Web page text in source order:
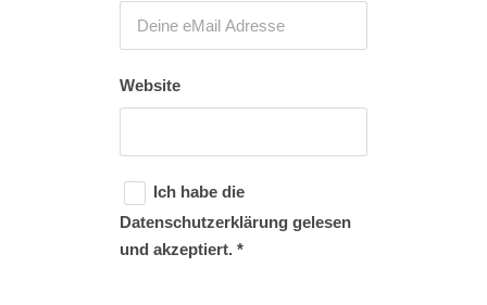
Website
Ich habe die
Datenschutzerklärung gelesen
und akzeptiert. *